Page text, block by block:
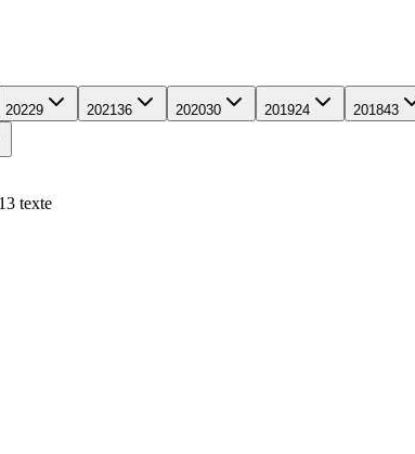
20229 2021 36 202030 201924 201843
texte